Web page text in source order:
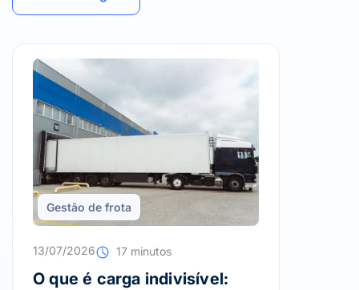
Gestão de frota
13/07/2026 17 minutos
O que é carga indivisível: